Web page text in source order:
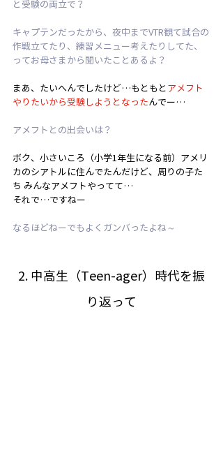
と受験の両立で？
キャプテンだったから、夜中までVTR観て試合の
作戦立てたり、練習メニュー考えたりしてた、
ってお母さまから聞いたことあるよ？
まあ、たいへんでしたけど…もともと アメフト
やりたいから受験しようとなったんでー…
アメフトとの出会いは？
ボク、小さいころ（小学1年生になる前）アメリ
カのシアトルに住んでたんだけど、周りの子た
ち みんなアメフトやってて…
それで…ですねー
なるほどねーでもよくガンバったよね～
2. 中高生（Teen-ager）時代を振
り返って